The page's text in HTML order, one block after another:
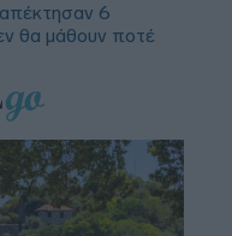
6
θα μάθουν ποτέ